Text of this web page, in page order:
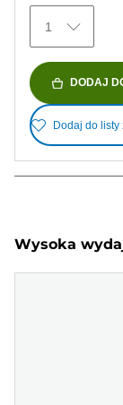
1
DODAJ
Dodaj do listy
Wysoka